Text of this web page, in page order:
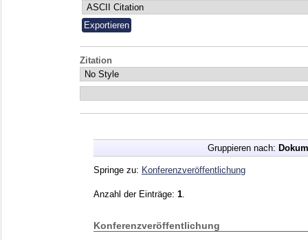
Zitation
Gruppieren nach:
Springe zu: Konferenzveröffentlichung
Anzahl der Einträge: 1
Konferenzveröffentlichung